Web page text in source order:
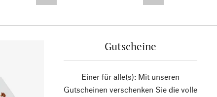
Gutscheine
Einer für alle(s): Mit unseren
Gutscheinen verschenken Sie die volle